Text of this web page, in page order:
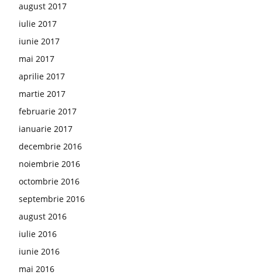
august 2017
iulie 2017
iunie 2017
mai 2017
aprilie 2017
martie 2017
februarie 2017
ianuarie 2017
decembrie 2016
noiembrie 2016
octombrie 2016
septembrie 2016
august 2016
iulie 2016
iunie 2016
mai 2016